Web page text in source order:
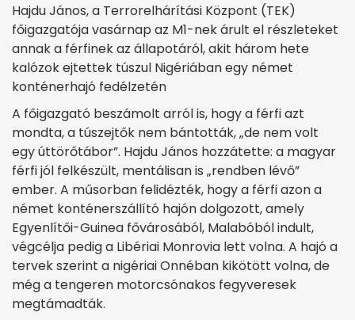
Hajdu János, a Terrorelhárítási Központ (TEK)
főigazgatója vasárnap az M1-nek árult el részleteket
annak a férfinek az állapotáról, akit három hete
kalózok ejtettek túszul Nigériában egy német
konténerhajó fedélzetén
A főigazgató beszámolt arról is, hogy a férfi azt
mondta, a túszejtők nem bántották, „de nem volt
egy úttörőtábor”. Hajdu János hozzátette: a magyar
férfi jól felkészült, mentálisan is „rendben lévő”
ember. A műsorban felidézték, hogy a férfi azon a
német konténerszállító hajón dolgozott, amely
Egyenlítői-Guinea fővárosából, Malabóból indult,
végcélja pedig a Libériai Monrovia lett volna. A hajó a
tervek szerint a nigériai Onnéban kikötött volna, de
még a tengeren motorcsónakos fegyveresek
megtámadták.